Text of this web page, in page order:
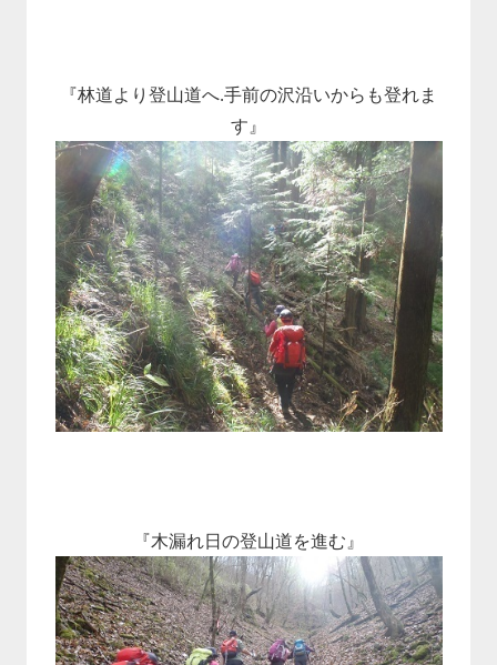
『林道より登山道へ.手前の沢沿いからも登れま
す』
『木漏れ日の登山道を進む』